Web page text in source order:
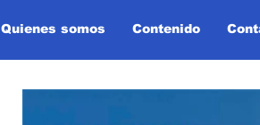
Quienes somos Contenido